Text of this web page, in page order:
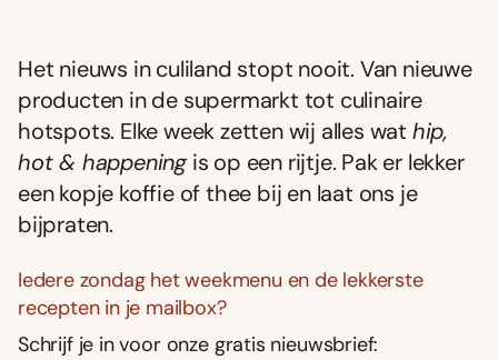
Het nieuws in culiland stopt nooit. Van nieuwe
producten in de supermarkt tot culinaire
hotspots. Elke week zetten wij alles wat hip,
hot & happeningis op een rijtje. Pak er lekker
een kopje koffie of thee bij en laat ons je
bijpraten.
Iedere zondag het weekmenu en de lekkerste
recepten in je mailbox?
Schrijf je in voor onze gratis nieuwsbrief: